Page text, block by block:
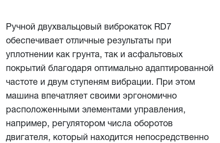
Ручной двухвальцовый виброкаток RD7
обеспечивает отличные результаты при
уплотнении как грунта, так и асфальтовых
покрытий благодаря оптимально адаптированной
частоте и двум ступеням вибрации. При этом
машина впечатляет своими эргономично
расположенными элементами управления,
например, регулятором числа оборотов
двигателя, который находится непосредственно